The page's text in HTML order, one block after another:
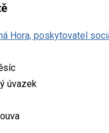
Hora, poskytovatel
úvazek